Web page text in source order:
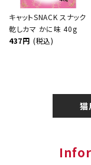
キャットSNACK スナック
乾しカマ かに味 40g
437円 (税込)
猫